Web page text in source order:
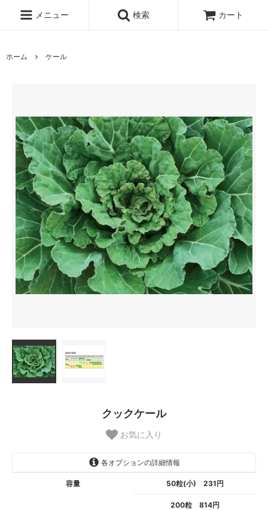
メニュー 検索 カート
ホーム ケール
クックケール
お気に入り
各オプションの詳細情報
容量 50粒(小) 231円
200粒 814円